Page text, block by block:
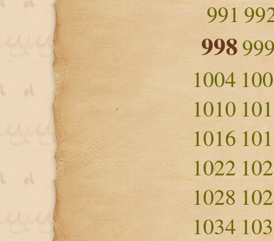
991
998
1004
1010
1016
1022
1028
1034